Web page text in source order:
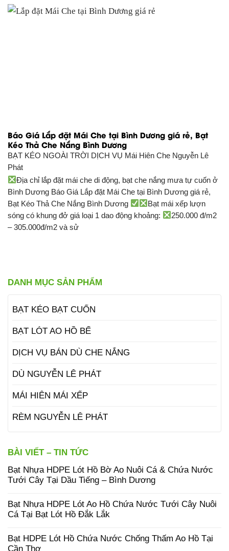
DANH MỤC SẢN PHẨM
BẠT KÉO BẠT CUỐN
BẠT LÓT AO HỒ BỂ
DỊCH VỤ BÁN DÙ CHE NẮNG
DÙ NGUYỄN LÊ PHÁT
MÁI HIÊN MÁI XẾP
RÈM NGUYỄN LÊ PHÁT
BÀI VIẾT – TIN TỨC
Bạt Nhựa HDPE Lót Hồ Bờ Ao Nuôi Cá & Chứa Nước
Tưới Cây Tại Dầu Tiếng – Bình Dương
Bạt Nhựa HDPE Lót Ao Hồ Chứa Nước Tưới Cây Nuôi
Cá Tại Bạt Lót Hồ Đắk Lắk
Bạt HDPE Lót Hồ Chứa Nước Chống Thấm Ao Hồ Tại
Cần Thơ
Báo Giá Lắp đặt Mái Che tại Bình Dương giá rẻ, Bạt
Kéo Thả Che Nắng Bình Dương
BẠT KÉO NGOÀI TRỜI DỊCH VỤ Mái Hiên Che Nguyễn Lê
Phát
Địa chỉ lắp đặt mái che di động, bạt che nắng mưa tự cuốn ở
Bình Dương Báo Giá Lắp đặt Mái Che tại Bình Dương giá rẻ,
Bạt Kéo Thả Che Nắng Bình Dương
Bạt mái xếp lượn
sóng có khung đở giá loại 1 dao động khoảng:
250.000 đ/m2
– 305.000đ/m2 và sử